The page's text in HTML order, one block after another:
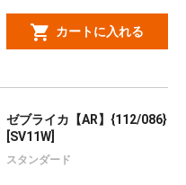
カートに入れる
ゼブライカ【AR】{112/086}
[SV11W]
スタンダード